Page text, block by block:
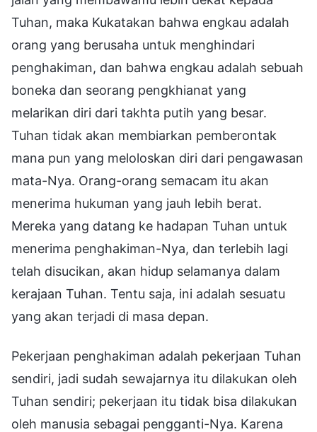
Tuhan, maka Kukatakan bahwa engkau adalah
orang yang berusaha untuk menghindari
penghakiman, dan bahwa engkau adalah sebuah
boneka dan seorang pengkhianat yang
melarikan diri dari takhta putih yang besar.
Tuhan tidak akan membiarkan pemberontak
mana pun yang meloloskan diri dari pengawasan
mata-Nya. Orang-orang semacam itu akan
menerima hukuman yang jauh lebih berat.
Mereka yang datang ke hadapan Tuhan untuk
menerima penghakiman-Nya, dan terlebih lagi
telah disucikan, akan hidup selamanya dalam
kerajaan Tuhan. Tentu saja, ini adalah sesuatu
yang akan terjadi di masa depan.
Pekerjaan penghakiman adalah pekerjaan Tuhan
sendiri, jadi sudah sewajarnya itu dilakukan oleh
Tuhan sendiri; pekerjaan itu tidak bisa dilakukan
oleh manusia sebagai pengganti-Nya. Karena